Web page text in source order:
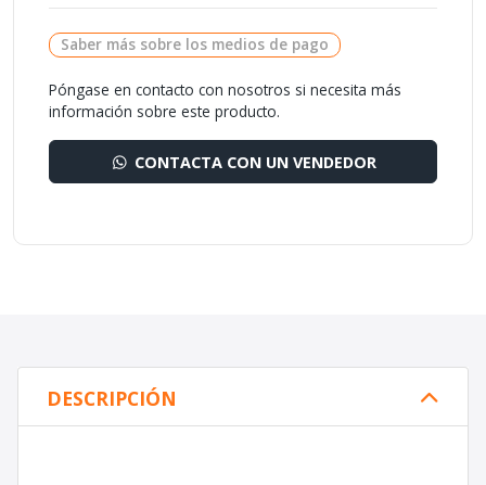
Saber más sobre los medios de pago
Póngase en contacto con nosotros si necesita más
información sobre este producto.
CONTACTA CON UN VENDEDOR
DESCRIPCIÓN